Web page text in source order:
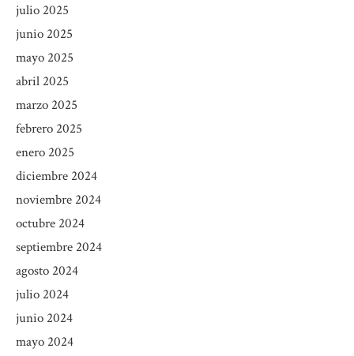
julio 2025
junio 2025
mayo 2025
abril 2025
marzo 2025
febrero 2025
enero 2025
diciembre 2024
noviembre 2024
octubre 2024
septiembre 2024
agosto 2024
julio 2024
junio 2024
mayo 2024